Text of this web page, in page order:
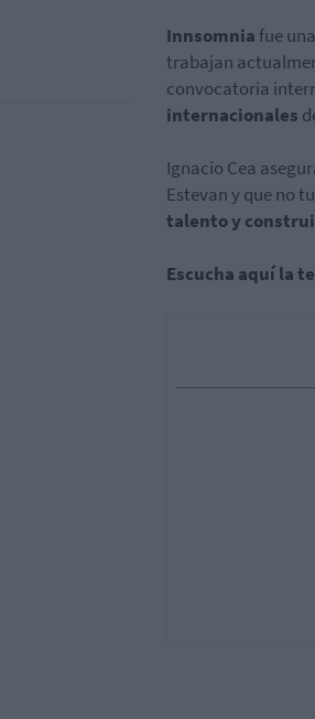
Innsomnia fue
trabajan
convocatoria
internacionales
Ignacio Cea
Estevan y que no
talento y
Escucha aquí la